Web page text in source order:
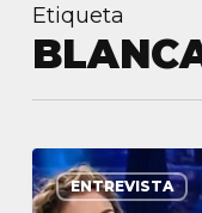
Etiqueta
ENTREVISTA